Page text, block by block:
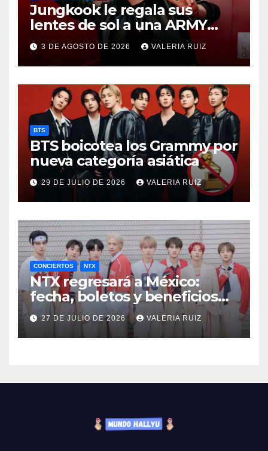
Jungkook le regala sus
lentes de sol a una ARMY
durante concierto de BTS
3 DE AGOSTO DE 2026 VALERIA RUIZ
BTS
BTS boicotea los Grammy por
nueva categoría asiática
29 DE JULIO DE 2026 VALERIA RUIZ
CONCIERTOS NTX
NTX regresará a México:
fecha, boletos y beneficios
VIP
27 DE JULIO DE 2026 VALERIA RUIZ